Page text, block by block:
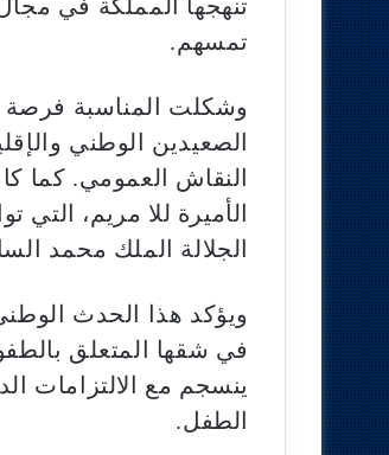
تنهجها المملكة في
تمسهم.
وشكلت المناسبة فرصة
الصعيدين الوطني
النقاش العمومي. كما
الأميرة للا مريم،
الجلالة الملك محمد
ويؤكد هذا الحدث
في شقها المتعلق
ينسجم مع الالتزامات
الطفل.